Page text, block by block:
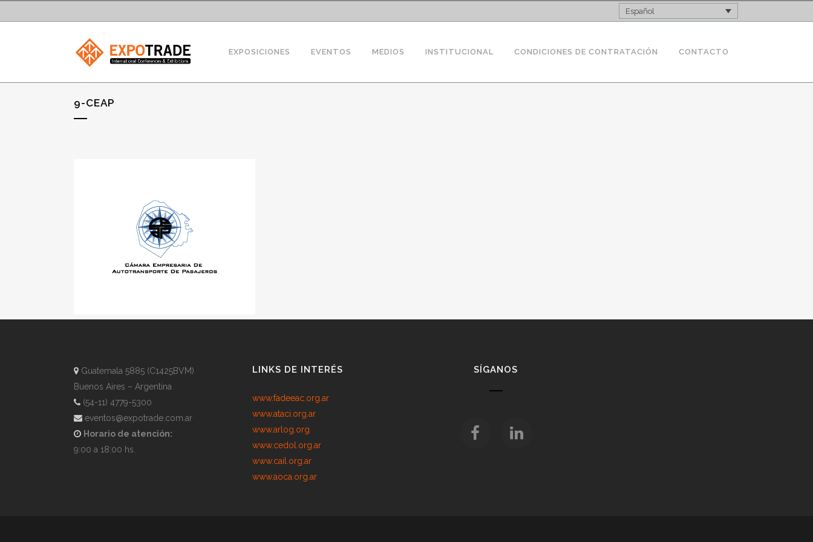
Español
EXPOSICIONES EVENTOS MEDIOS INSTITUCIONAL CONDICIONES DE CONTRATACIÓN CONTACTO
9-CEAP
Guatemala 5885 (C1425BVM)
Buenos Aires – Argentina
(54-11) 4779-5300
eventos@expotrade.com.ar
Horario de atención:
9:00 a 18:00 hs.
LINKS DE INTERÉS
www.fadeeac.org.ar
www.ataci.org.ar
www.arlog.org
www.cedol.org.ar
www.cail.org.ar
www.aoca.org.ar
SÍGANOS